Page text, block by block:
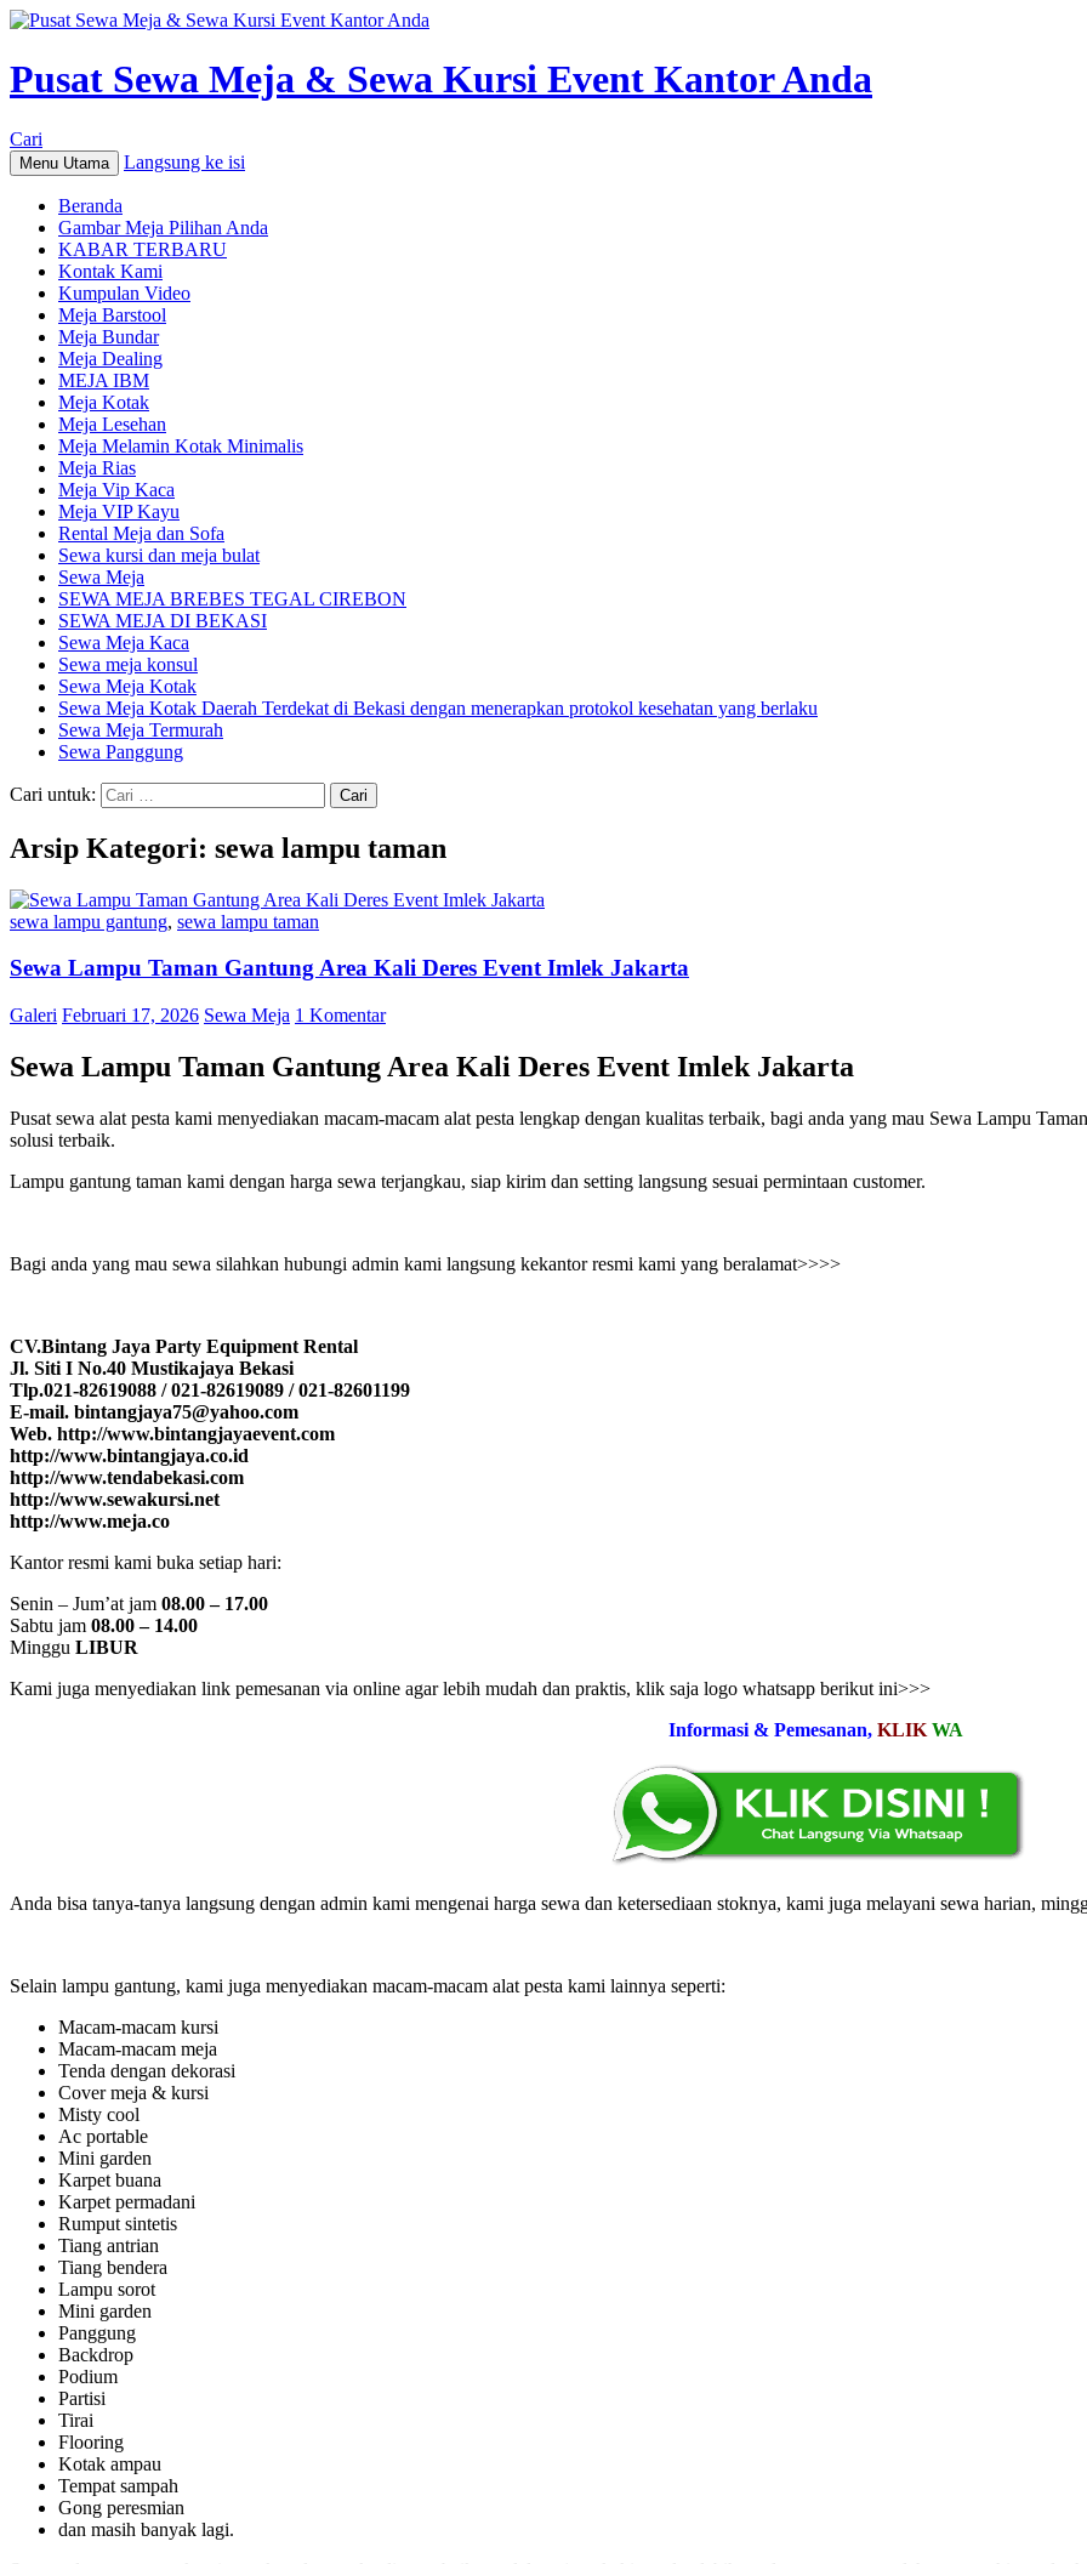
Pusat Sewa Meja & Sewa Kursi Event Kantor Anda
Cari
Menu Utama Langsung ke isi
Beranda
Gambar Meja Pilihan Anda
KABAR TERBARU
Kontak Kami
Kumpulan Video
Meja Barstool
Meja Bundar
Meja Dealing
MEJA IBM
Meja Kotak
Meja Lesehan
Meja Melamin Kotak Minimalis
Meja Rias
Meja Vip Kaca
Meja VIP Kayu
Rental Meja dan Sofa
Sewa kursi dan meja bulat
Sewa Meja
SEWA MEJA BREBES TEGAL CIREBON
SEWA MEJA DI BEKASI
Sewa Meja Kaca
Sewa meja konsul
Sewa Meja Kotak
Sewa Meja Kotak Daerah Terdekat di Bekasi dengan menerapkan protokol kesehatan yang berlaku
Sewa Meja Termurah
Sewa Panggung
Cari untuk:
Arsip Kategori: sewa lampu taman
sewa lampu gantung, sewa lampu taman
Sewa Lampu Taman Gantung Area Kali Deres Event Imlek Jakarta
Galeri Februari 17, 2026 Sewa Meja 1 Komentar
Sewa Lampu Taman Gantung Area Kali Deres Event Imlek Jakarta
Pusat sewa alat pesta kami menyediakan macam-macam alat pesta lengkap dengan kualitas terbaik, bagi anda yang mau Sewa Lampu
solusi terbaik.
Lampu gantung taman kami dengan harga sewa terjangkau, siap kirim dan setting langsung sesuai permintaan customer.
Bagi anda yang mau sewa silahkan hubungi admin kami langsung kekantor resmi kami yang beralamat>>>>
CV.Bintang Jaya Party Equipment Rental
Jl. Siti I No.40 Mustikajaya Bekasi
Tlp.021-82619088 / 021-82619089 / 021-82601199
E-mail. bintangjaya75@yahoo.com
Web. http://www.bintangjayaevent.com
http://www.bintangjaya.co.id
http://www.tendabekasi.com
http://www.sewakursi.net
http://www.meja.co
Kantor resmi kami buka setiap hari:
Senin – Jum’at jam 08.00 – 17.00
Sabtu jam 08.00 – 14.00
Minggu LIBUR
Kami juga menyediakan link pemesanan via online agar lebih mudah dan praktis, klik saja logo whatsapp berikut ini>>>
Informasi & Pemesanan, KLIK WA
Anda bisa tanya-tanya langsung dengan admin kami mengenai harga sewa dan ketersediaan stoknya, kami juga melayani sewa harian,
Selain lampu gantung, kami juga menyediakan macam-macam alat pesta kami lainnya seperti:
Macam-macam kursi
Macam-macam meja
Tenda dengan dekorasi
Cover meja & kursi
Misty cool
Ac portable
Mini garden
Karpet buana
Karpet permadani
Rumput sintetis
Tiang antrian
Tiang bendera
Lampu sorot
Mini garden
Panggung
Backdrop
Podium
Partisi
Tirai
Flooring
Kotak ampau
Tempat sampah
Gong peresmian
dan masih banyak lagi.